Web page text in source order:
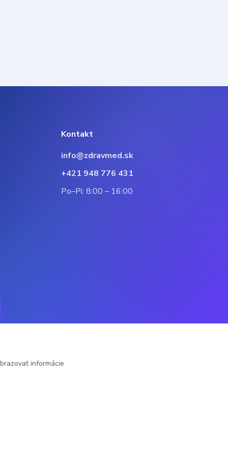
Kontakt
info@zdravmed.sk
+421 948 776 431
Po–Pi: 8:00 – 16:00
informácie